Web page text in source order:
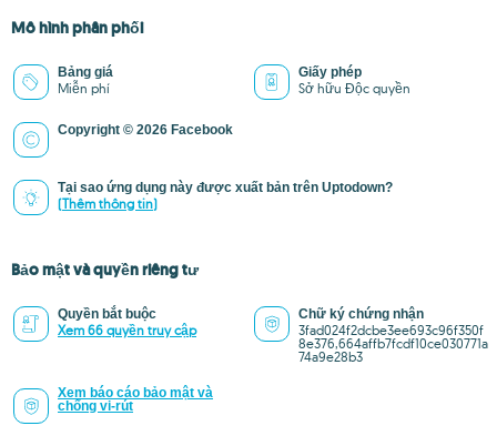
Mô hình phân phối
Bảng giá
Miễn phí
Giấy phép
Sở hữu Độc quyền
Copyright © 2026 Facebook
Tại sao ứng dụng này được xuất bản trên Uptodown?
(Thêm thông tin)
Bảo mật và quyền riêng tư
Quyền bắt buộc
Xem 66 quyền truy cập
Chữ ký chứng nhận
3fad024f2dcbe3ee693c96f350f
8e376,664affb7fcdf10ce030771a
74a9e28b3
Xem báo cáo bảo mật và
chống vi-rút